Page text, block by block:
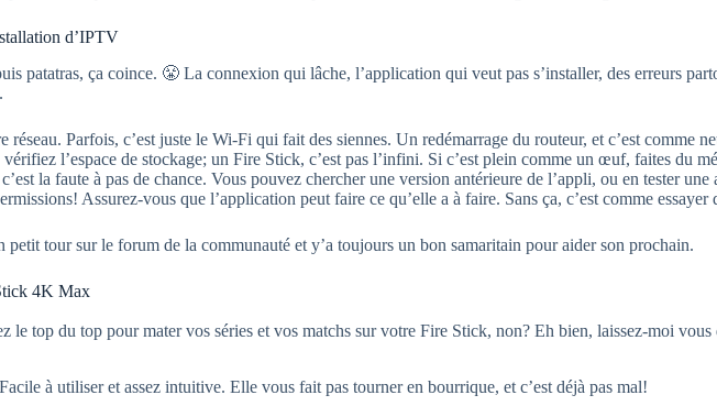
d’IPTV
patatras, ça coince. 😤 La connexion qui lâche, l’application qui veut pas s’installer, des erreurs
réseau. Parfois, c’est juste le Wi-Fi qui fait des siennes. Un redémarrage du routeur, et c’est comme
l’espace de stockage; un Fire Stick, c’est pas l’infini. Si c’est plein comme un œuf, faites du
la faute à pas de chance. Vous pouvez chercher une version antérieure de l’appli, ou en tester une
Assurez-vous que l’application peut faire ce qu’elle a à faire. Sans ça, c’est comme
petit tour sur le forum de la communauté et y’a toujours un bon samaritain pour aider son prochain.
4K Max
le top du top pour mater vos séries et vos matchs sur votre Fire Stick, non? Eh bien, laissez-moi vous
à utiliser et assez intuitive. Elle vous fait pas tourner en bourrique, et c’est déjà pas mal!